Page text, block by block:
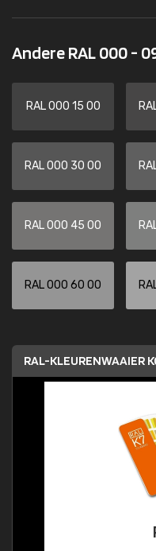
Andere RAL 000 -
RAL 000 15 00
RAL 000 30 00
RAL 000 45 00
RAL 000 60 00
RAL-KLEURENWAAIER